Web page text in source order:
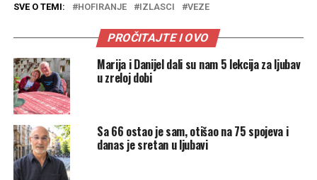
SVE O TEMI: HOFIRANJE IZLASCI VEZE
PROČITAJTE I OVO
Marija i Danijel dali su nam 5 lekcija za ljubav
u zreloj dobi
Sa 66 ostao je sam, otišao na 75 spojeva i
danas je sretan u ljubavi